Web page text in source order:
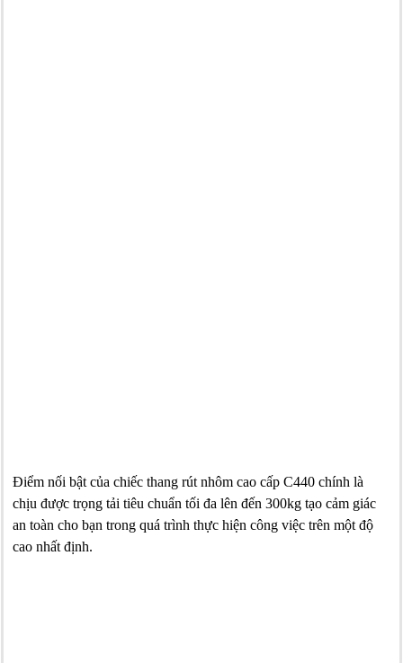
Điểm nối bật của chiếc thang rút nhôm cao cấp C440 chính là
chịu được trọng tải tiêu chuẩn tối đa lên đến 300kg tạo cảm giác
an toàn cho bạn trong quá trình thực hiện công việc trên một độ
cao nhất định.